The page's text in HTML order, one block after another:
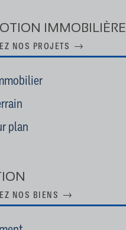
IMMOBILIÈRE
NOS PROJETS
plan
NOS BIENS